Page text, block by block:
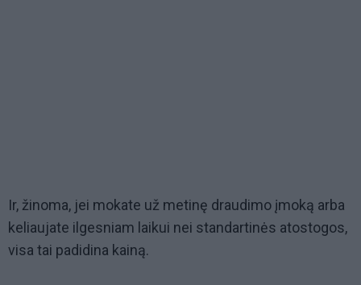
Ir, žinoma, jei mokate už metinę draudimo įmoką arba
keliaujate ilgesniam laikui nei standartinės atostogos,
visa tai padidina kainą.